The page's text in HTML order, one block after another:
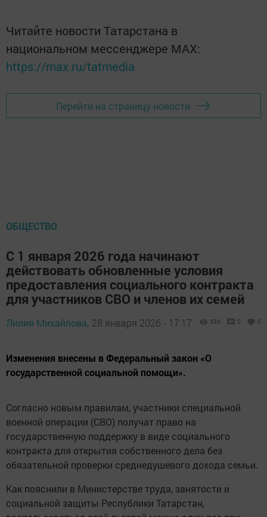
Читайте новости Татарстана в
национальном мессенджере MАХ:
https://max.ru/tatmedia
Перейти на страницу новости
ОБЩЕСТВО
С 1 января 2026 года начинают
действовать обновленные условия
предоставления социального контракта
для участников СВО и членов их семей
Лилия Михайлова, 28 января 2026 - 17:17 336 0 0
Изменения внесены в Федеральный закон «О
государственной социальной помощи».
Согласно новым правилам, участники специальной
военной операции (СВО) получат право на
государственную поддержку в виде социального
контракта для открытия собственного дела без
обязательной проверки среднедушевого дохода семьи.
Как пояснили в Министерстве труда, занятости и
социальной защиты Республики Татарстан,